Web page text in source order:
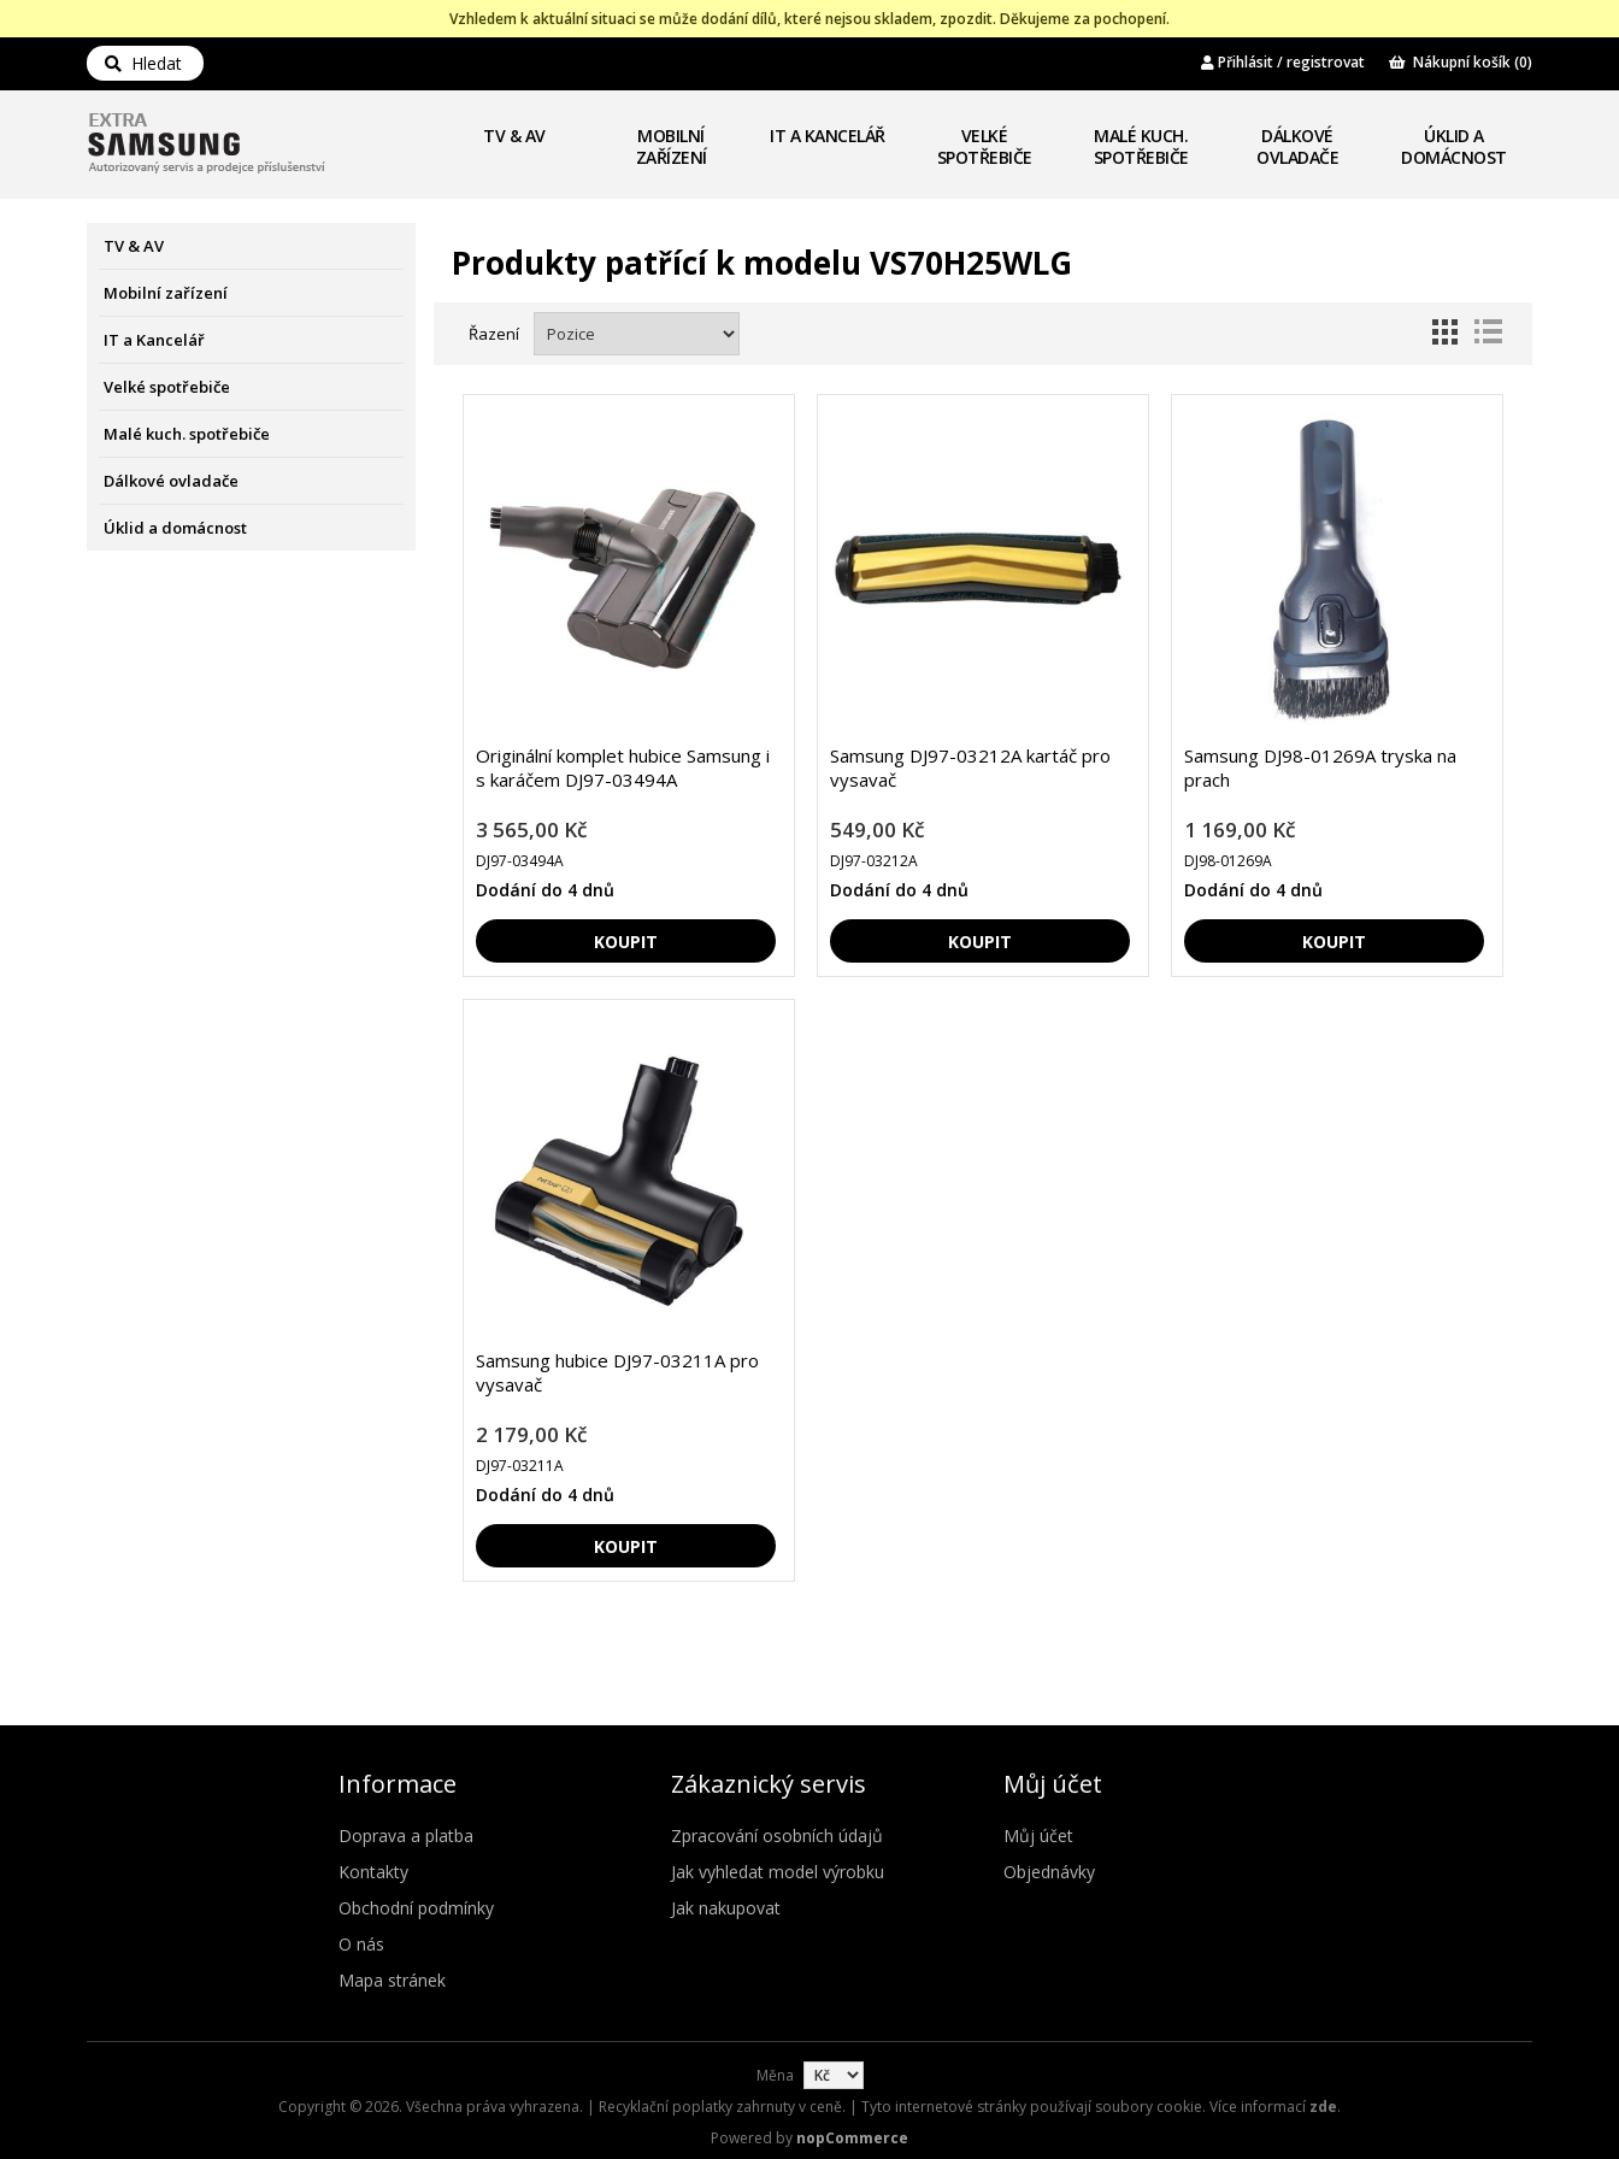
Vzhledem k aktuální situaci se může dodání dílů, které nejsou skladem, zpozdit. Děkujeme za pochopení.
Hledat Přihlásit / registrovat Nákupní košík(0)
TV & AV
MOBILNÍ
ZAŘÍZENÍ
IT A KANCELÁŘ
VELKÉ
SPOTŘEBIČE
MALÉ KUCH.
SPOTŘEBIČE
DÁLKOVÉ
OVLADAČE
ÚKLID A
DOMÁCNOST
TV & AV
Mobilní zařízení
IT a Kancelář
Velké spotřebiče
Malé kuch. spotřebiče
Dálkové ovladače
Úklid a domácnost
Produkty patřící k modelu VS70H25WLG
Řazení
Originální komplet hubice Samsung i
s karáčem DJ97-03494A
3 565,00 Kč
DJ97-03494A
Dodání do 4 dnů
Samsung DJ97-03212A kartáč pro
vysavač
549,00 Kč
DJ97-03212A
Dodání do 4 dnů
Samsung DJ98-01269A tryska na
prach
1 169,00 Kč
DJ98-01269A
Dodání do 4 dnů
Samsung hubice DJ97-03211A pro
vysavač
2 179,00 Kč
DJ97-03211A
Dodání do 4 dnů
Informace
Doprava a platba
Kontakty
Obchodní podmínky
O nás
Mapa stránek
Zákaznický servis
Zpracování osobních údajů
Jak vyhledat model výrobku
Jak nakupovat
Můj účet
Můj účet
Objednávky
Měna
Copyright © 2026. Všechna práva vyhrazena. | Recyklační poplatky zahrnuty v ceně. | Tyto internetové stránky používají soubory cookie. Více informací zde.
Powered by nopCommerce